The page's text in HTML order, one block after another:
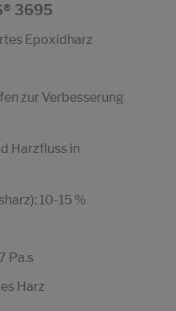
3695
Epoxidharz
zur Verbesserung
Harzfluss in
10-15 %
Pa.s
Harz